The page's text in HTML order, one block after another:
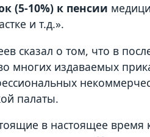
(5-10%) к пенсии
и т.д.».
сказал о том, что в
многих издаваемых
палаты.
в настоящее